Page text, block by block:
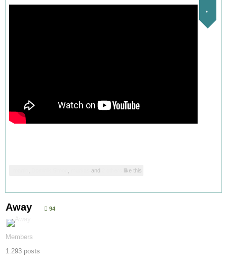
and like this
Away 94
Members
1.293 posts